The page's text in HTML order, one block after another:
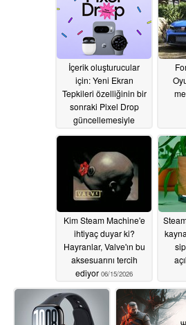
İçerik oluşturucular
için: Yeni Ekran
Tepkileri özelliğinin bir
sonraki Pixel Drop
güncellemesiyle
Kim Steam Machine'e
ihtiyaç duyar ki?
Hayranlar, Valve'ın bu
aksesuarını tercih
ediyor 06/15/2026